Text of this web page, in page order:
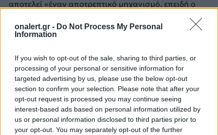
onalert.gr - Do Not Process My Personal
Information
If you wish to opt-out of the sale, sharing to third parties, or
processing of your personal or sensitive information for
targeted advertising by us, please use the below opt-out
section to confirm your selection. Please note that after your
opt-out request is processed you may continue seeing
interest-based ads based on personal information utilized by
us or personal information disclosed to third parties prior to
your opt-out. You may separately opt-out of the further
αποτελεί «έναν αποτρεπτικό μηχανισμό, επειδή ο
Πηγή: ΑΠΕ – ΜΠΕ
ΔΙΑΦΗΜΙΣΗ